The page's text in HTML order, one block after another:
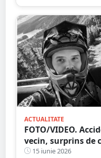
ACTUALITATE
FOTO/VIDEO.
vecin, surprins de
de ani și era
15 iunie 2026